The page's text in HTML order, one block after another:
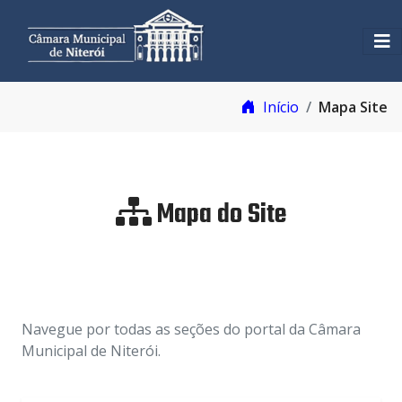
Início Mapa Site
Mapa do Site
Navegue por todas as seções do portal da Câmara
Municipal de Niterói.